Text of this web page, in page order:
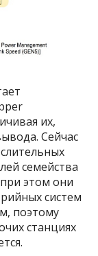
их,
Сейчас
семейства
этом они
систем
поэтому
станциях